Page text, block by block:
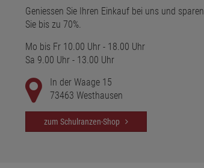
Geniessen Sie Ihren Einkauf bei uns und sparen
Sie bis zu 70%.
Mo bis Fr 10.00 Uhr - 18.00 Uhr
Sa 9.00 Uhr - 13.00 Uhr
In der Waage 15
73463 Westhausen
zum Schulranzen-Shop